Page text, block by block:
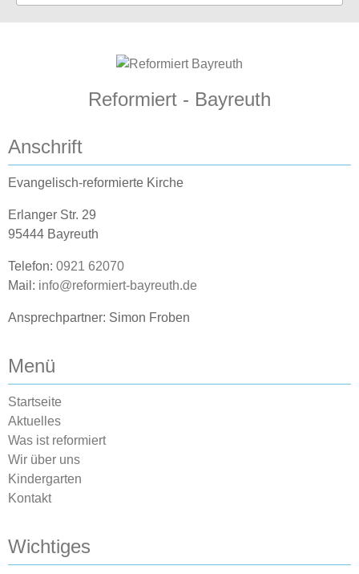
Reformiert - Bayreuth
Anschrift
Evangelisch-reformierte Kirche
Erlanger Str. 29
95444 Bayreuth
Telefon: 0921 62070
Mail: info@reformiert-bayreuth.de
Ansprechpartner: Simon Froben
Menü
Startseite
Aktuelles
Was ist reformiert
Wir über uns
Kindergarten
Kontakt
Wichtiges